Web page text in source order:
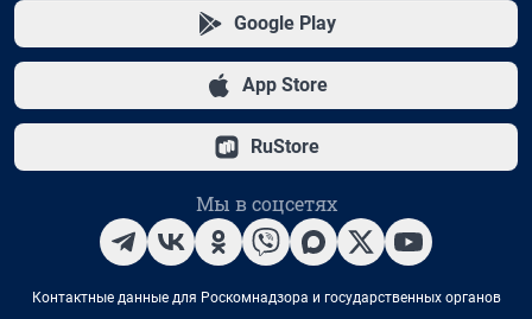
Google Play
App Store
RuStore
Мы в соцсетях
Контактные данные для Роскомнадзора и государственных органов